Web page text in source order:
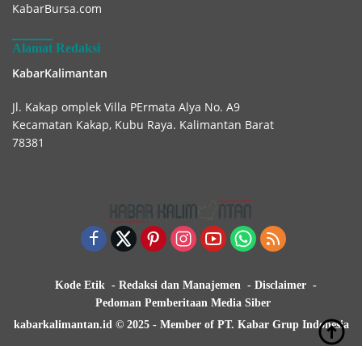
KabarBursa.com
Alamat Redaksi
KabarKalimantan
Jl. Kakap omplek Villa PErmata Alya No. A9
Kecamatan Kakap, Kubu Raya. Kalimantan Barat
78381
Kode Etik Redaksi dan Manajemen
Disclaimer
Pedoman Pemberitaan Media Siber
kabarkalimantan.id © 2025 - Member of PT. Kabar Grup Indonesia